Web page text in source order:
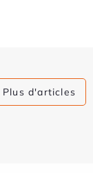
Plus d'articles